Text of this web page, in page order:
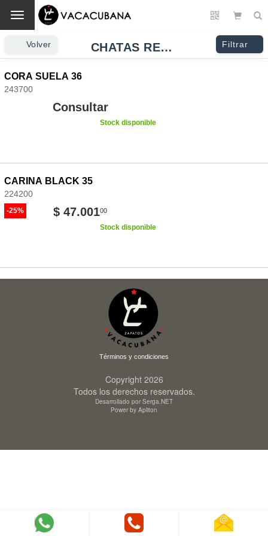
Cambio
Volver CHATAS REDONDA Filtrar
CORA SUELA 36
243700
Consultar
Stock disponible
CARINA BLACK 35
224200
-25% $ 47.00100
Stock disponible
Términos y condiciones
Copyright 2026
Todos los derechos reservados.
Desarrollado por Serga.NET
Power by Apliton